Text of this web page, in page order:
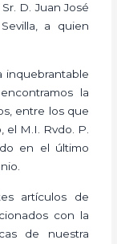
D. Juan José
a quien
inquebrantable
la
entre los que
el M.I. Rvdo. P.
en el último
artículos de
con la
de nuestra